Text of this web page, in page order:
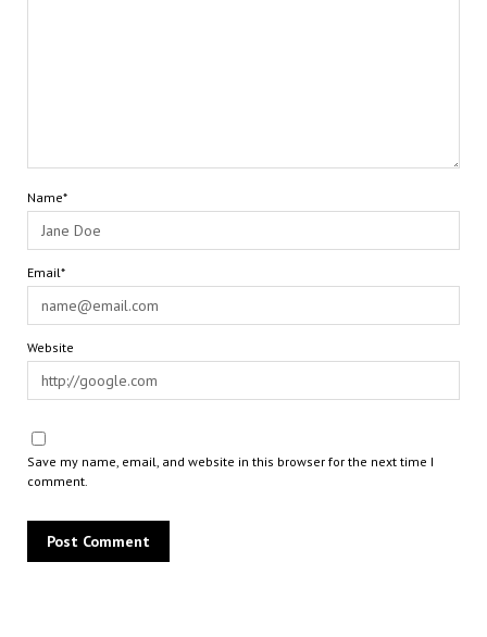
Name*
Email*
Website
Save my name, email, and website in this browser for the next time I
comment.